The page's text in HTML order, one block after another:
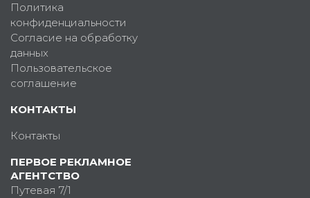
Политика
конфиденциальности
Согласие на обработку
данных
Пользовательское
соглашение
КОНТАКТЫ
Контакты
ПЕРВОЕ РЕКЛАМНОЕ
АГЕНТСТВО
Путевая 7/1